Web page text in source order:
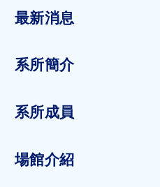
最新消息
系所簡介
系所成員
場館介紹